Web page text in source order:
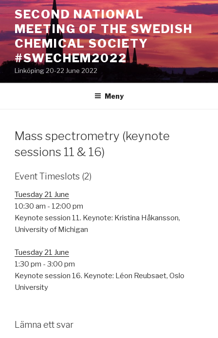
Hoppa
till
innehåll
SECOND NATIONAL
MEETING OF THE SWEDISH
CHEMICAL SOCIETY
#SWECHEM2022
Linköping 20-22 June 2022
Meny
Mass spectrometry (keynote
sessions 11 & 16)
Event Timeslots (2)
Tuesday 21 June
10:30 am - 12:00 pm
Keynote session 11. Keynote: Kristina Håkansson,
University of Michigan
Tuesday 21 June
1:30 pm - 3:00 pm
Keynote session 16. Keynote: Léon Reubsaet, Oslo
University
Lämna ett svar